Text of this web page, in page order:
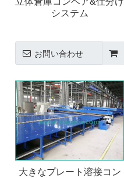
システム
お問い合わせ
大きなプレート溶接コン